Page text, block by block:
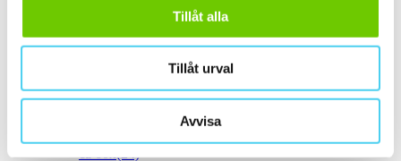
Tillåt alla
Tillåt urval
Avvisa
(1)
(5)
ca 45x(1)
50x20 cm
50x25 cm(3)
(1)